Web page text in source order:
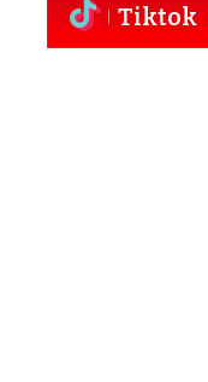
Tiktok